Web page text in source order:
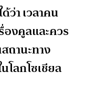
ว่า เวลาคน
งคูลและควร
ถานะทาง
โลกโซเชียล